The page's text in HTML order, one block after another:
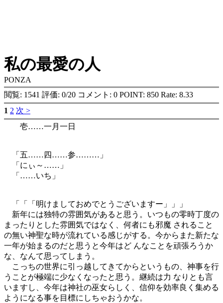
私の最愛の人
PONZA
閲覧: 1541 評価: 0/20 コメント: 0 POINT: 850 Rate: 8.33
1 2 次 >
壱……一月一日
「五……四……参………」
「にぃ～……」
「……いち」
「「「明けましておめでとうございますー」」」
新年には独特の雰囲気があると思う。いつもの零時丁度の
まったりとした雰囲気ではなく、何者にも邪魔 されること
の無い神聖な時が流れている感じがする。今からまた新たな
一年が始まるのだと思うと今年はど んなことを頑張ろうか
な、なんて思ってしまう。
こっちの世界に引っ越してきてからというもの、神事を行
うことが極端に少なくなったと思う。継続は力 なりとも言
いますし、今年は神社の巫女らしく、信仰を効率良く集める
ようになる事を目標にしちゃおうかな。